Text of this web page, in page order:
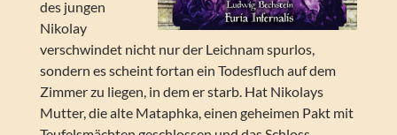
des jungen
Nikolay
verschwindet nicht nur der Leichnam spurlos,
sondern es scheint fortan ein Todesfluch auf dem
Zimmer zu liegen, in dem er starb. Hat Nikolays
Mutter, die alte Mataphka, einen geheimen Pakt mit